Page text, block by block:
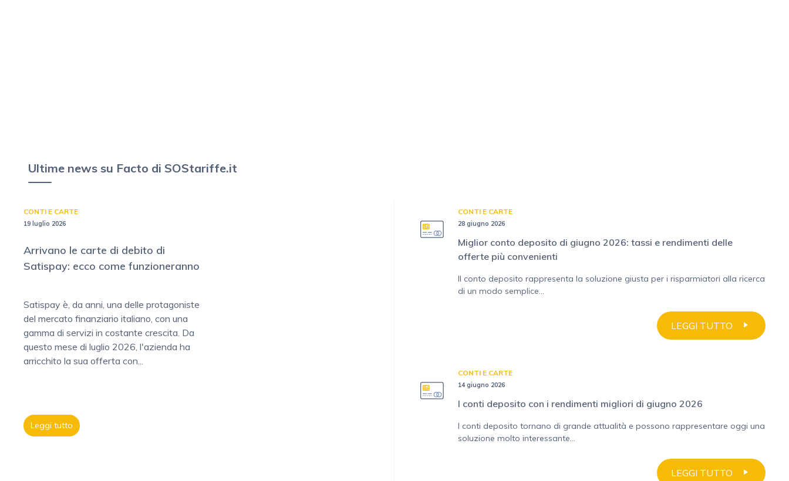
Ultime news su Facto di SOStariffe.it
CONTI E CARTE
19 luglio 2026
Arrivano le carte di debito di
Satispay: ecco come funzioneranno
Satispay è, da anni, una delle protagoniste
del mercato finanziario italiano, con una
gamma di servizi in costante crescita. Da
questo mese di luglio 2026, l'azienda ha
arricchito la sua offerta con...
Leggi tutto
CONTI E CARTE
28 giugno 2026
Miglior conto deposito di giugno 2026: tassi e rendimenti delle
offerte più convenienti
Il conto deposito rappresenta la soluzione giusta per i risparmiatori alla ricerca
di un modo semplice...
LEGGI TUTTO
CONTI E CARTE
14 giugno 2026
I conti deposito con i rendimenti migliori di giugno 2026
I conti deposito tornano di grande attualità e possono rappresentare oggi una
soluzione molto interessante...
LEGGI TUTTO